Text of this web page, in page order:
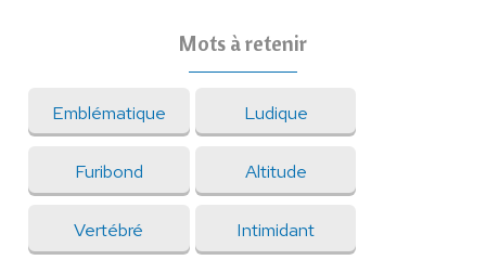
Mots à retenir
Emblématique Ludique
Furibond Altitude
Vertébré Intimidant